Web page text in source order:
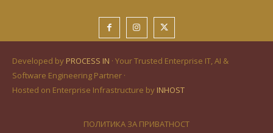
Developed by PROCESS IN · Your Trusted Enterprise IT, AI &
Software Engineering Partner ·
Hosted on Enterprise Infrastructure by INHOST
ПОЛИТИКА ЗА ПРИВАТНОСТ